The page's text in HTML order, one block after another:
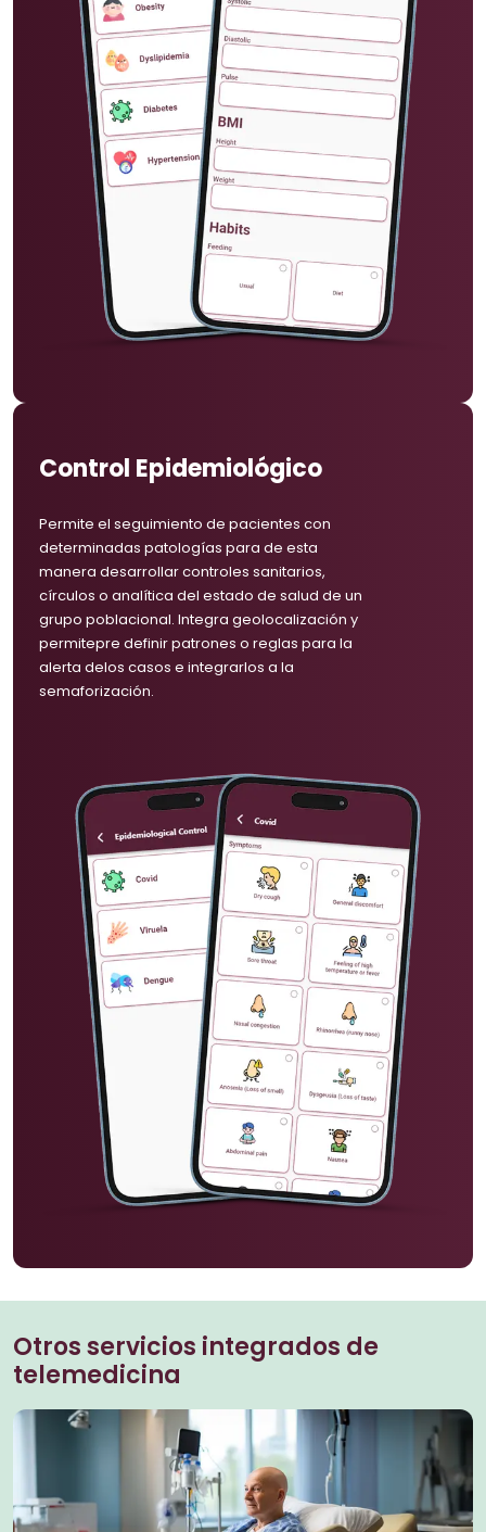
Control Epidemiológico
Permite el seguimiento de pacientes con
determinadas patologías para de esta
manera desarrollar controles sanitarios,
círculos o analítica del estado de salud de un
grupo poblacional. Integra geolocalización y
permitepre definir patrones o reglas para la
alerta delos casos e integrarlos a la
semaforización.
Otros servicios integrados de
telemedicina